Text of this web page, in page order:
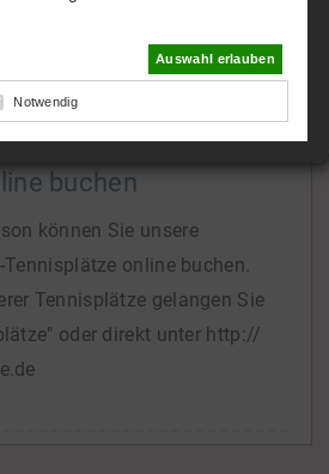
buchen
können Sie unsere
online buchen.
Tennisplätze gelangen Sie
oder direkt unter http://
Auswahl erlauben
Notwendig